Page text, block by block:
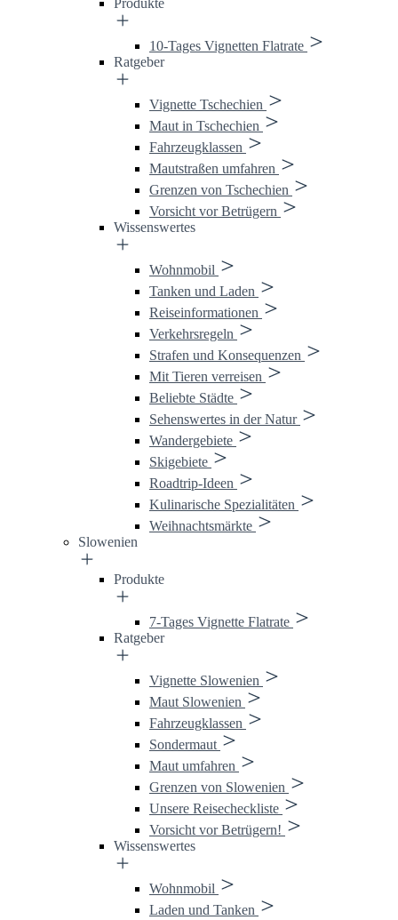
Produkte
10-Tages Vignetten Flatrate
Ratgeber
Vignette Tschechien
Maut in Tschechien
Fahrzeugklassen
Mautstraßen umfahren
Grenzen von Tschechien
Vorsicht vor Betrügern
Wissenswertes
Wohnmobil
Tanken und Laden
Reiseinformationen
Verkehrsregeln
Strafen und Konsequenzen
Mit Tieren verreisen
Beliebte Städte
Sehenswertes in der Natur
Wandergebiete
Skigebiete
Roadtrip-Ideen
Kulinarische Spezialitäten
Weihnachtsmärkte
Slowenien
Produkte
7-Tages Vignette Flatrate
Ratgeber
Vignette Slowenien
Maut Slowenien
Fahrzeugklassen
Sondermaut
Maut umfahren
Grenzen von Slowenien
Unsere Reisecheckliste
Vorsicht vor Betrügern!
Wissenswertes
Wohnmobil
Laden und Tanken